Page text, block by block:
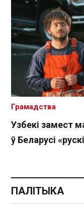
Узбекі замест
ў Беларусі
Грамадства
ПАЛІТЫКА